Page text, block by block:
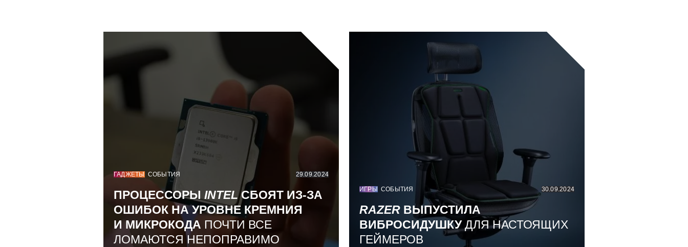
ГАДЖЕТЫ СОБЫТИЯ 29.09.2024
ПРОЦЕССОРЫ INTELСБОЯТ ИЗ-ЗА
ОШИБОК НА УРОВНЕ КРЕМНИЯ
И МИКРОКОДА ПОЧТИ ВСЕ
ЛОМАЮТСЯ НЕПОПРАВИМО
ИГРЫ СОБЫТИЯ 30.09.2024
RAZER ВЫПУСТИЛА
ВИБРОСИДУШКУДЛЯ НАСТОЯЩИХ
ГЕЙМЕРОВ